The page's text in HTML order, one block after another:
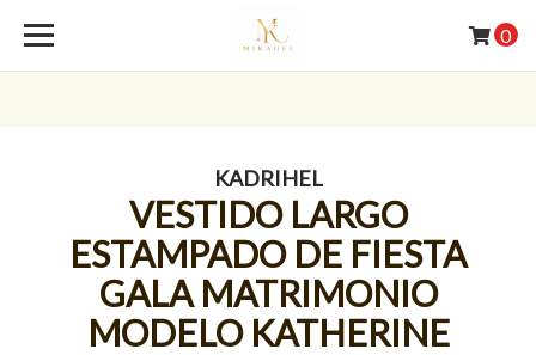
0
KADRIHEL
VESTIDO LARGO
ESTAMPADO DE FIESTA
GALA MATRIMONIO
MODELO KATHERINE